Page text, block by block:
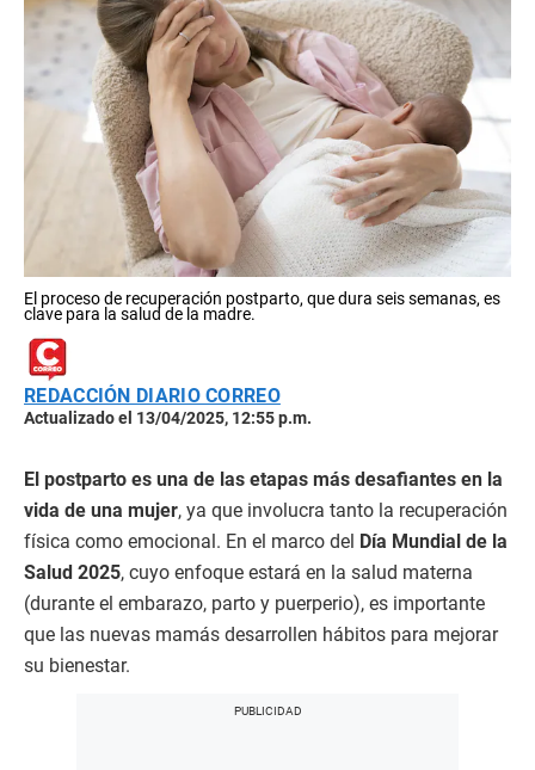
El proceso de recuperación postparto, que dura seis semanas, es
clave para la salud de la madre.
REDACCIÓN DIARIO CORREO
Actualizado el 13/04/2025, 12:55 p.m.
El postparto es una de las etapas más desafiantes en la
vida de una mujer, ya que involucra tanto la recuperación
física como emocional. En el marco del Día Mundial de la
Salud 2025, cuyo enfoque estará en la salud materna
(durante el embarazo, parto y puerperio), es importante
que las nuevas mamás desarrollen hábitos para mejorar
su bienestar.